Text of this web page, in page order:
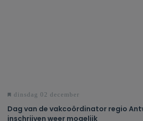
dinsdag 02 december
Dag van de vakcoördinator regio
inschrijven weer mogelijk